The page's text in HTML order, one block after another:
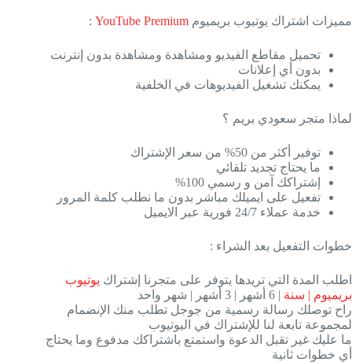
اشتراك يوتيوب بريميومYouTube Premium
:
تحميل مقاطع الفيديو ومشاهدة ومشاهدة بدون إنترنت
بدون أي إعلانات
يمكنك تشغيل الفيديوهات في الخلفية
متجر سعودي بريم ؟
توفير أكثر من 50% من سعر الإشتراك
ما يحتاج تجديد تلقائي
إشتراكك آمن و رسمي 100%
تفعيل على ايميلك مباشر بدون ما نطلب كلمة المرور
خدمة عملاء 24/7 فورية عبر الايميل
التفعيل بعد الشراء :
المدة التي تريدها يتوفر على متجرنا إشتراكيوتيوب
| سنة| 6 أشهر | 3 أشهر | شهر واحد
توصلك رسالة رسمية من جوجل تطلب منك الإنضمام
تابعة لنا للإشتراك في اليوتيوب
عليك غير تقبل الدعوة واستمتع باشتراكك مدفوع وما يحتاج
خطوات ثانية